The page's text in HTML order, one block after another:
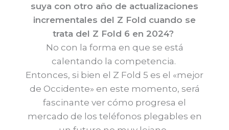
suya con otro año de actualizaciones
incrementales del Z Fold cuando se
trata del Z Fold 6 en 2024?
No con la forma en que se está
calentando la competencia.
Entonces, si bien el Z Fold 5 es el «mejor
de Occidente» en este momento, será
fascinante ver cómo progresa el
mercado de los teléfonos plegables en